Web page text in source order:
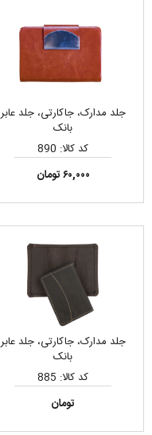
جلد مدارک، جاکارتی، جلد عابر
بانک
کد کالا: 890
۶۰,۰۰۰ تومان
جلد مدارک، جاکارتی، جلد عابر
بانک
کد کالا: 885
تومان